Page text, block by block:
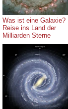
Was ist eine Galaxie?
Reise ins Land der
Milliarden Sterne